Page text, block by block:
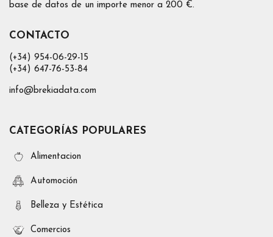
base de datos de un importe menor a 200 €.
CONTACTO
(+34) 954-06-29-15
(+34) 647-76-53-84
info@brekiadata.com
CATEGORÍAS POPULARES
Alimentacion
Automoción
Belleza y Estética
Comercios